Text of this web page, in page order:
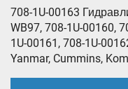
708-1U-00163
WB97, 708-1U-00160,
1U-00161, 708-1U-
Yanmar, Cummins,